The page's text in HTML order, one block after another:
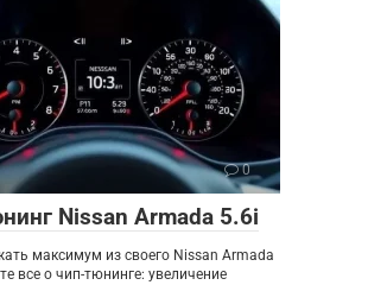
0
Nissan Armada 5.6i
максимум из своего Nissan Armada
все о чип-тюнинге: увеличение